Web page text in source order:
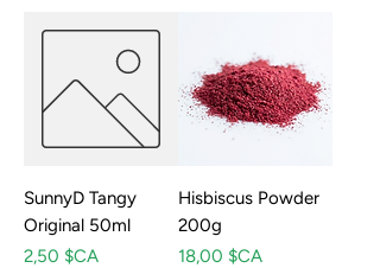
SunnyD Tangy
Original 50ml
Prix
2,50 $CA
Hisbiscus Powder
200g
Prix
18,00 $CA